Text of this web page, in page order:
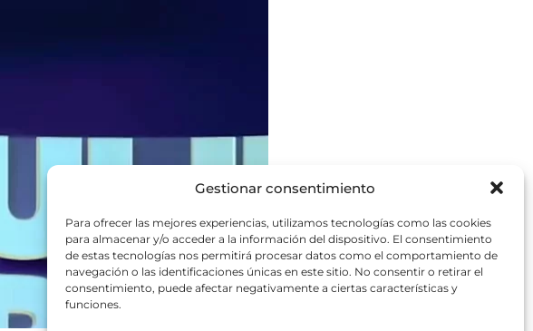
Gestionar consentimiento
Para ofrecer las mejores experiencias, utilizamos tecnologías como las cookies
para almacenar y/o acceder a la información del dispositivo. El consentimiento
de estas tecnologías nos permitirá procesar datos como el comportamiento de
navegación o las identificaciones únicas en este sitio. No consentir o retirar el
consentimiento, puede afectar negativamente a ciertas características y
funciones.